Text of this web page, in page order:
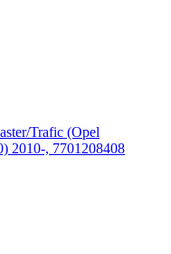
Trafic (Opel
2010-, 7701208408